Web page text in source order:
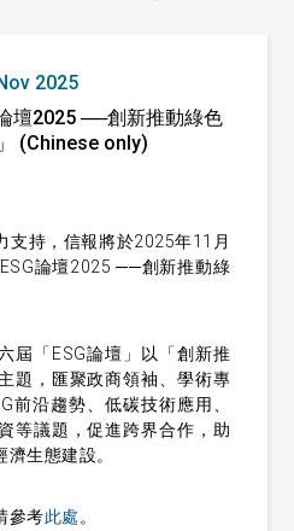
2025
壇2025 ──創新推動綠色
(Chinese only)
支持，信報將於2025年11月
論壇2025 ──創新推動綠
屆「ESG論壇」以「創新推
題，匯聚政商領袖、學術專
前沿趨勢、低碳技術應用、
等議題，促進跨界合作，助
生態建設。
參考此處 。